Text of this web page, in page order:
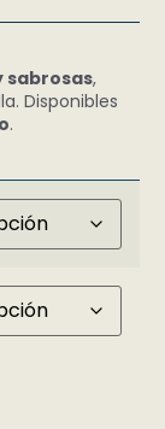
sabrosas,
Disponibles
.